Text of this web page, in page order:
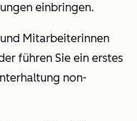
einbringen.
Mitarbeiterinnen
führen Sie ein erstes
non-